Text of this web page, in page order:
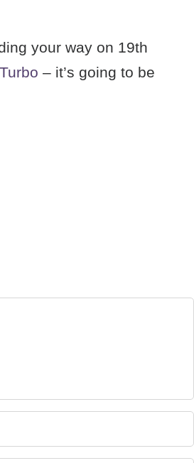
your way on 19th
– it’s going to be